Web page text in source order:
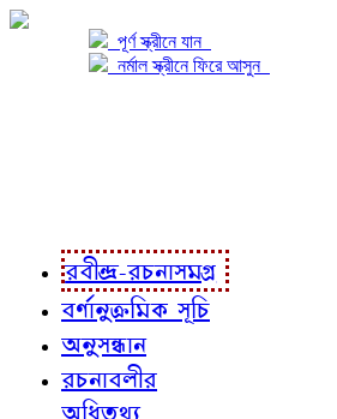
পূর্ণ স্ক্রীনে যান
নর্মাল স্ক্রীনে ফিরে আসুন
রবীন্দ্র-রচনাসমগ্র
বর্ণানুক্রমিক সূচি
অনুসন্ধান
রচনাবলীর
অধিতথ্য